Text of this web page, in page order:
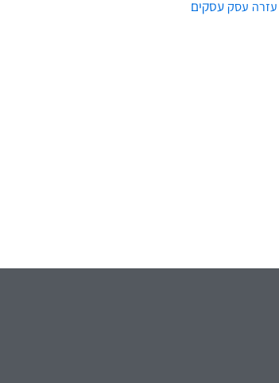
עזרה עסק עסקים